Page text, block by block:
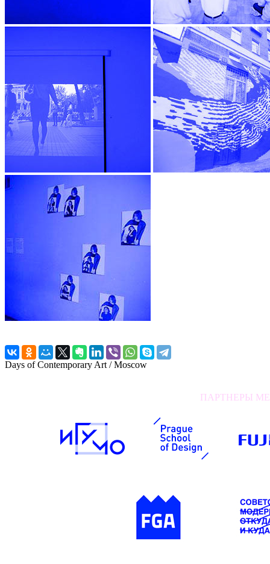
Days of Contemporary Art / Moscow
ПАРТНЕРЫ